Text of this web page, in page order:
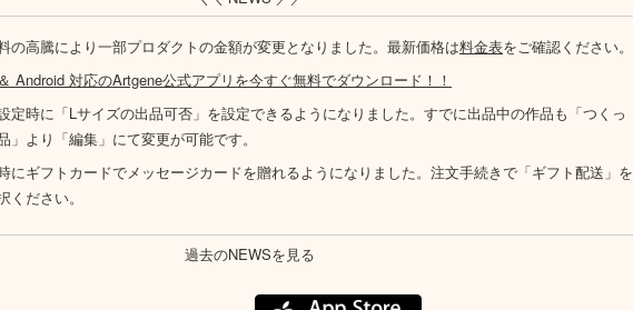
の高騰により一部プロダクトの金額が変更となりました。最新価格は料金表をご確認ください。
Android 対応のArtgene公式アプリを今すぐ無料でダウンロード！！
定時に「Lサイズの出品可否」を設定できるようになりました。すでに出品中の作品も「つくっ
」より「編集」にて変更が可能です。
にギフトカードでメッセージカードを贈れるようになりました。注文手続きで「ギフト配送」を
ください。
過去のNEWSを見る